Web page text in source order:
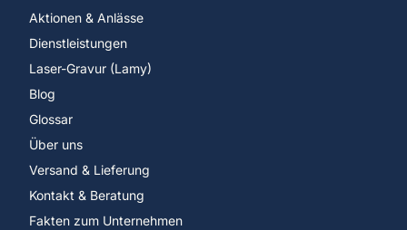
Aktionen & Anlässe
Dienstleistungen
Laser-Gravur (Lamy)
Blog
Glossar
Über uns
Versand & Lieferung
Kontakt & Beratung
Fakten zum Unternehmen